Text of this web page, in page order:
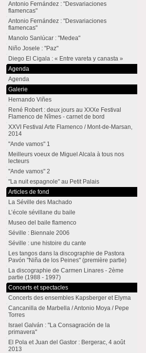
Antonio Fernández : "Desvariaciones
flamencas"
Antonio Fernández : "Desvariaciones
flamencas"
Manolo Sanlúcar : "Medea"
Niño Josele : "Paz"
Diego El Cigala : « Entre vareta y canasta »
Agenda
Agenda
Galerie
Hernando Viñes
René Robert : deux jours au XXXe Festival
Flamenco de Nîmes - carnet de bord
XXVI Festival Arte Flamenco / Mont-de-Marsan,
2014
"Ande vamos" 1
Meilleurs voeux de Miguel Alcala à tous nos
lecteurs
"Ande vamos" 2
"La nuit espagnole" au Petit Palais
Articles de fond
La Séville des Machado
L’école sévillane du baile
Museo del baile flamenco
Séville : Biennale 2006
Séville : une histoire du cante
Les tangos dans la discographie de Pastora
Pavón "Niña de los Peines" (première partie)
La discographie de Carmen Linares - 2ème
partie (1988 - 1997)
Concerts et spectacles
Concerts des ensembles Kapsberger et Elyma
Cancanilla de Marbella / Antonio Moya / Pepe
Torres
Israel Galván : "La Consagración de la
primavera"
El Pola et Juan del Gastor : Bergerac, 4 août
2013